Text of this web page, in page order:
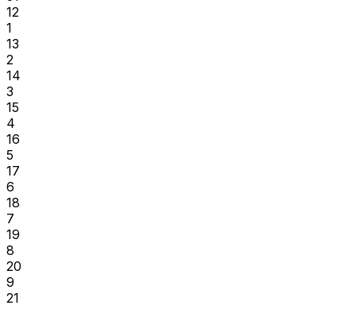
12
1
13
2
14
3
15
4
16
5
17
6
18
7
19
8
20
9
21